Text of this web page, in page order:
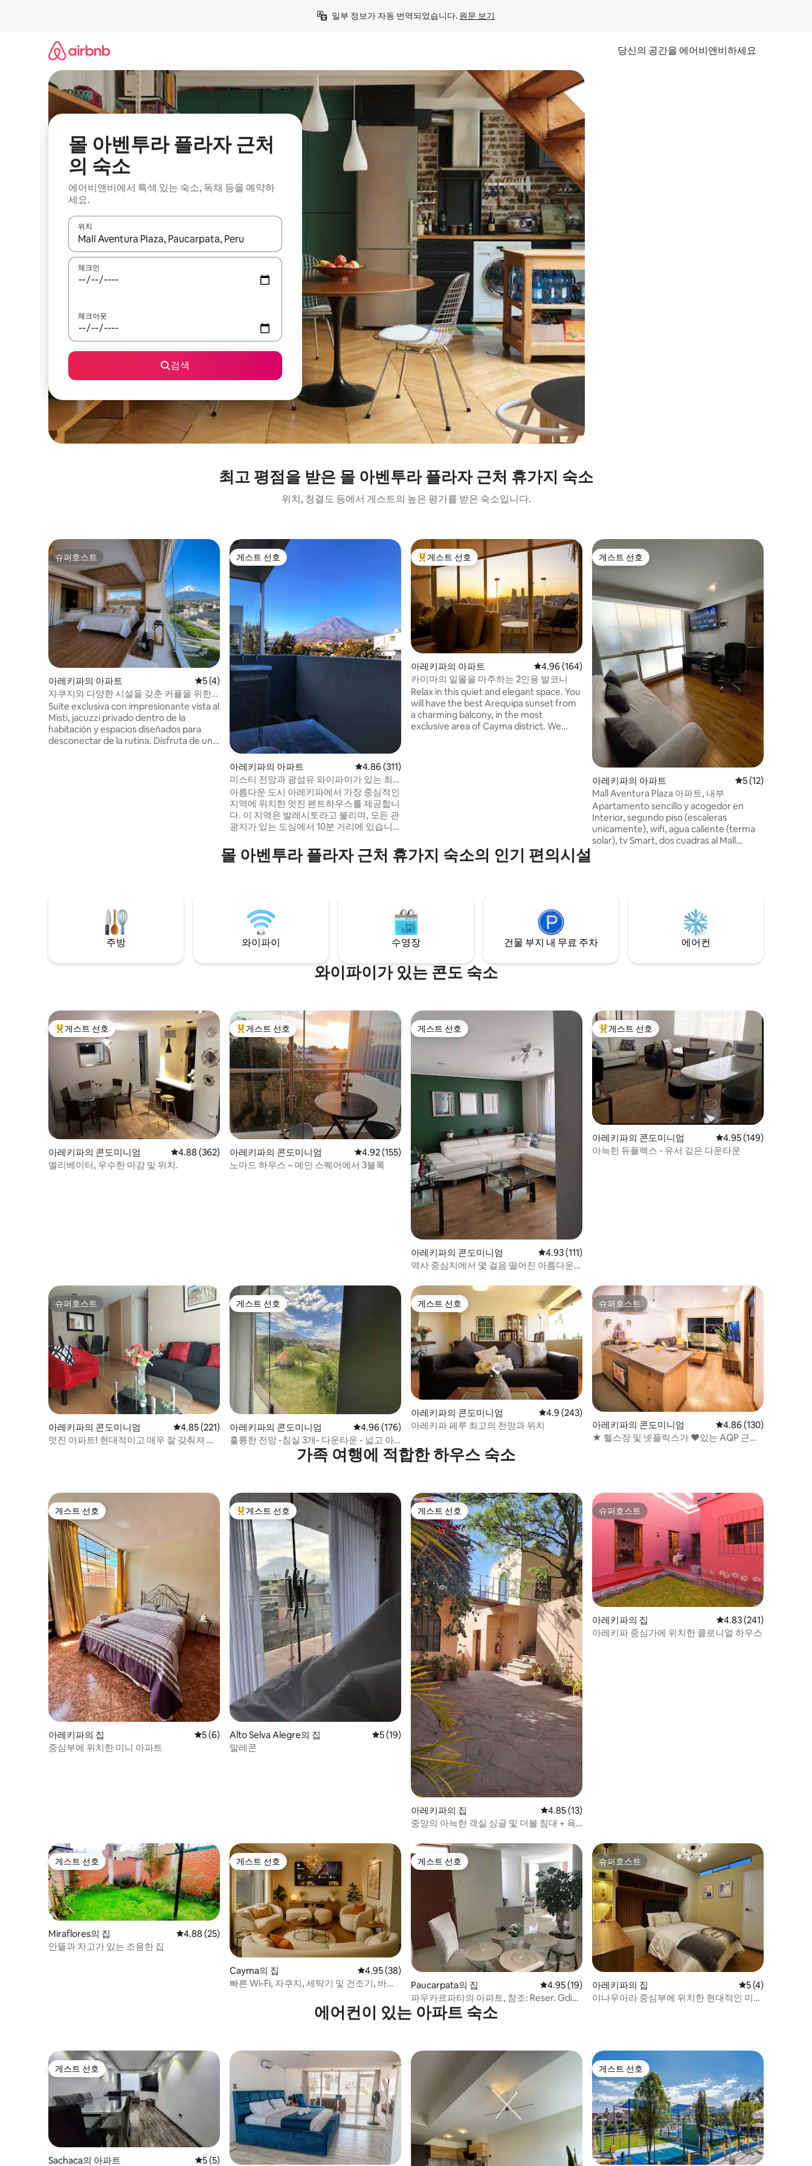
일부 정보가 자동 번역되었습니다. 원문 보기
당신의 공간을 에어비앤비하세요
몰 아벤투라 플라자 근처
의 숙소
에어비앤비에서 특색 있는 숙소, 독채 등을 예약하
세요.
위치
결과가 나오면 위·아래 화살표 키를 사용하거나 터치 또는 스와이프 동작으로 탐색하세요.
체크인
체크아웃
검색
최고 평점을 받은 몰 아벤투라 플라자 근처 휴가지 숙소
위치, 청결도 등에서 게스트의 높은 평가를 받은 숙소입니다.
슈퍼호스트
슈퍼호스트
아레키파의 아파트 평점 5점(5점 만점), 후기 4개
5 (4)
자쿠지와 다양한 시설을 갖춘 커플을 위한
스위트
Suite exclusiva con impresionante vista al
Misti, jacuzzi privado dentro de la
habitación y espacios diseñados para
desconectar de la rutina. Disfruta de una
게스트 선호
게스트 선호
아레키파의 아파트 평점 4.86점(5점 만점), 후기 311개
4.86 (311)
미스티 전망과 광섬유 와이파이가 있는 최
상층
아름다운 도시 아레키파에서 가장 중심적인
지역에 위치한 멋진 펜트하우스를 제공합니
다. 이 지역은 발레시토라고 불리며, 모든 관
광지가 있는 도심에서 10분 거리에 있습니
스는 주거 구역에 있는 현대적이고 최근 건
물의 6층에 있습니다 (엘리베이터가 구비되
적이며 화산과 도시 전체의 놀라운 전망을
자랑합니다. 귀여운 테라스에서 이 모든 것
을 감상하실 수 있습니다. 물론 필요한 모든
시설이 완비되어 있습니다! 요리를 원하시
기본 음식이 포함되어 있습니다. 내집같은
편안함을 드실 수 있도록 최선을 다하겠습
상위 게스트 선호
게스트 선호
아레키파의 아파트 평점 4.96점(5점 만점), 후기 164개
4.96 (164)
카이마의 일몰을 마주하는 2인용 발코니
Relax in this quiet and elegant space. You
will have the best Arequipa sunset from
a charming balcony, in the most
exclusive area of ​​Cayma district. We
게스트 선호
게스트 선호
아레키파의 아파트 평점 5점(5점 만점
5 (12)
Mall Aventura Plaza 아파트, 내부
Apartamento sencillo y acogedor en
Interior, segundo piso (escaleras
unicamente), wifi, agua caliente (terma
solar), tv Smart, dos cuadras al Mall
몰 아벤투라 플라자 근처 휴가지 숙소의 인기 편의시설
주방 와이파이 수영장 건물 부지 내 무료 주차 에어컨
와이파이가 있는 콘도 숙소
상위 게스트 선호
게스트 선호
아레키파의 콘도미니엄 평점 4.88점(5점 만점), 후기 362개
4.88 (362)
엘리베이터, 우수한 마감 및 위치.
상위 게스트 선호
게스트 선호
아레키파의 콘도미니엄 평점 4.92점(5점 만점), 후기 155개
4.92 (155)
노마드 하우스 ~ 메인 스퀘어에서 3블록
게스트 선호
게스트 선호
아레키파의 콘도미니엄 평점 4.93점(5점 만점), 후기 111개
4.93 (111)
역사 중심지에서 몇 걸음 떨어진 아름다운
상위 게스트 선호
게스트 선호
아레키파의 콘도미니엄 평점 4.95점(5점 만점),
4.95 (149)
아늑한 듀플렉스 - 유서 깊은 다운타운
슈퍼호스트
슈퍼호스트
아레키파의 콘도미니엄 평점 4.85점(5점 만점), 후기 221개
4.85 (221)
멋진 아파트! 현대적이고 매우 잘 갖춰져 있
게스트 선호
게스트 선호
아레키파의 콘도미니엄 평점 4.96점(5점 만점), 후기 176개
4.96 (176)
훌륭한 전망 -침실 3개- 다운타운 - 넓고 아
게스트 선호
게스트 선호
아레키파의 콘도미니엄 평점 4.9점(5점 만점), 후기 243개
4.9 (243)
아레키파 페루 최고의 전망과 위치
슈퍼호스트
슈퍼호스트
아레키파의 콘도미니엄 평점 4.86점(5점 만점),
4.86 (130)
★ 헬스장 및 넷플릭스가 ❤️있는 AQP 근처
가족 여행에 적합한 하우스 숙소
게스트 선호
게스트 선호
아레키파의 집 평점 5점(5점 만점), 후기 6개
5 (6)
중심부에 위치한 미니 아파트
상위 게스트 선호
게스트 선호
Alto Selva Alegre의 집 평점 5점(5점 만점), 후기 19개
5 (19)
말레콘
게스트 선호
게스트 선호
아레키파의 집 평점 4.85점(5점 만점), 후기 13개
4.85 (13)
중앙의 아늑한 객실 싱글 및 더블 침대 + 욕
슈퍼호스트
슈퍼호스트
아레키파의 집 평점 4.83점(5점 만점),
4.83 (241)
아레키파 중심가에 위치한 콜로니얼 하우스
게스트 선호
게스트 선호
Miraflores의 집 평점 4.88점(5점 만점), 후기 25개
4.88 (25)
안뜰과 차고가 있는 조용한 집
게스트 선호
게스트 선호
Cayma의 집 평점 4.95점(5점 만점), 후기 38개
4.95 (38)
빠른 Wi-Fi, 자쿠지, 세탁기 및 건조기, 바비
게스트 선호
게스트 선호
Paucarpata의 집 평점 4.95점(5점 만점), 후기 19개
4.95 (19)
파우카르파타의 아파트, 참조: Reser. Gdia
civil
슈퍼호스트
슈퍼호스트
아레키파의 집 평점 5점(5점 만
5 (4)
야나우아라 중심부에 위치한 현대적인 미니
에어컨이 있는 아파트 숙소
게스트 선호
게스트 선호
Sachaca의 아파트 평점 5점(5점 만점), 후기 5개
5 (5)
게스트 선호
게스트 선호